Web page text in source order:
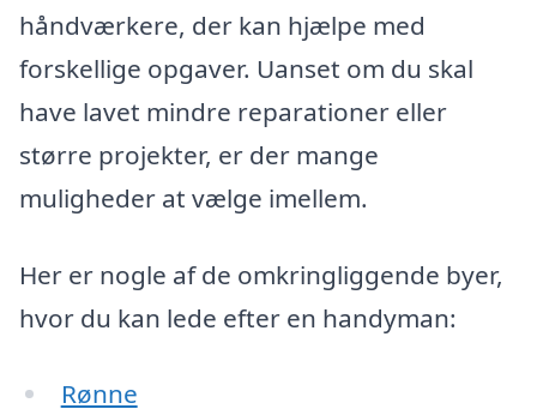
håndværkere, der kan hjælpe med
forskellige opgaver. Uanset om du skal
have lavet mindre reparationer eller
større projekter, er der mange
muligheder at vælge imellem.
Her er nogle af de omkringliggende byer,
hvor du kan lede efter en handyman:
Rønne